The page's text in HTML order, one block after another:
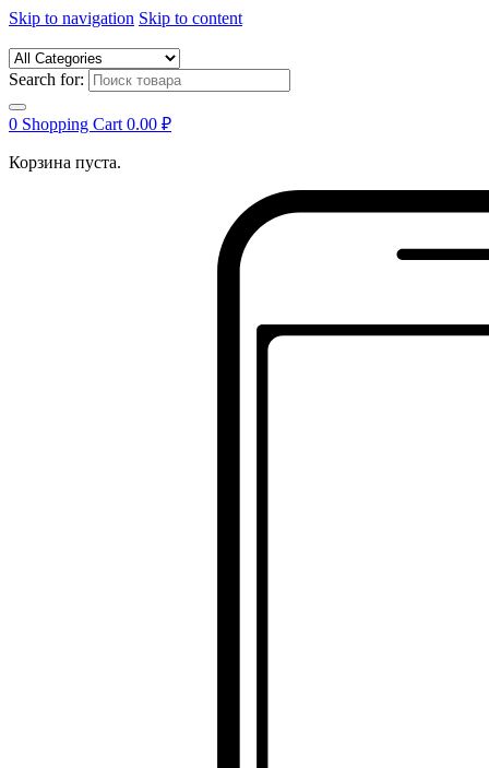
Skip to navigation Skip to content
Search for:
0 Shopping Cart 0.00 ₽
Корзина пуста.